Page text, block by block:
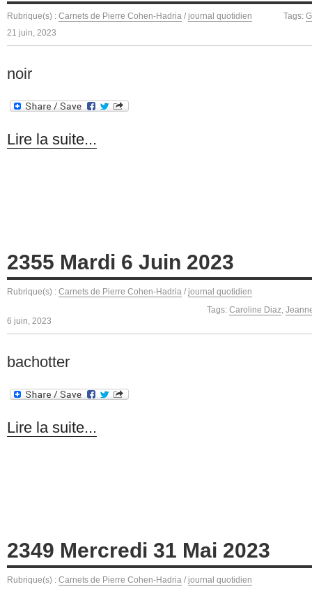
Rubrique(s) : Carnets de Pierre Cohen-Hadria / journal quotidien Tags:
21 juin, 2023
noir
Lire la suite...
2355 Mardi 6 Juin 2023
Rubrique(s) : Carnets de Pierre Cohen-Hadria / journal quotidien
Tags: Caroline Diaz,
6 juin, 2023
bachotter
Lire la suite...
2349 Mercredi 31 Mai 2023
Rubrique(s) : Carnets de Pierre Cohen-Hadria / journal quotidien